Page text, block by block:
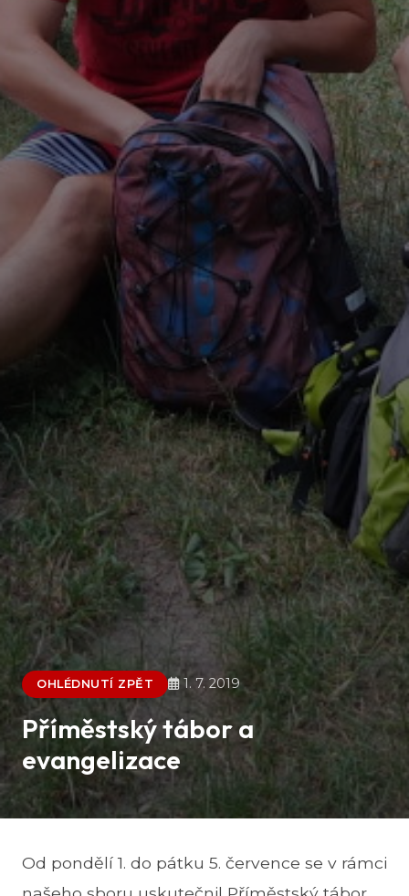
OHLÉDNUTÍ ZPĚT 1. 7. 2019
Příměstský tábor a
evangelizace
Od pondělí 1. do pátku 5. července se v rámci